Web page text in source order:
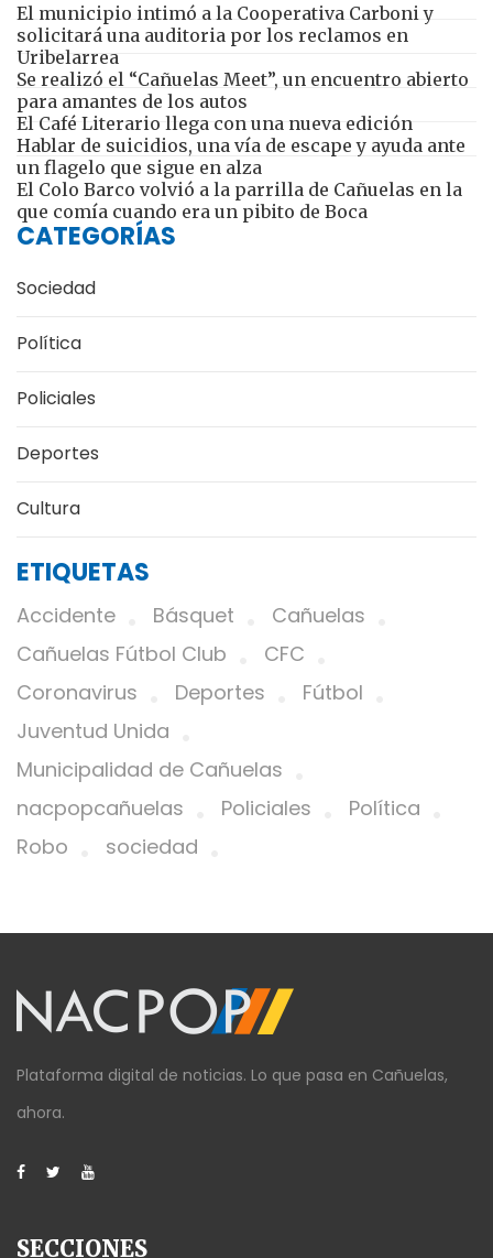
El municipio intimó a la Cooperativa Carboni y
solicitará una auditoria por los reclamos en
Uribelarrea
Se realizó el “Cañuelas Meet”, un encuentro abierto
para amantes de los autos
El Café Literario llega con una nueva edición
Hablar de suicidios, una vía de escape y ayuda ante
un flagelo que sigue en alza
El Colo Barco volvió a la parrilla de Cañuelas en la
que comía cuando era un pibito de Boca
CATEGORÍAS
Sociedad
Política
Policiales
Deportes
Cultura
ETIQUETAS
Accidente Básquet
Cañuelas
Cañuelas Fútbol Club
CFC
Coronavirus
Deportes
Fútbol
Juventud Unida
Municipalidad de Cañuelas
nacpopcañuelas
Policiales
Política
Robo
sociedad
Plataforma digital de noticias. Lo que pasa en Cañuelas,
ahora.
SECCIONES